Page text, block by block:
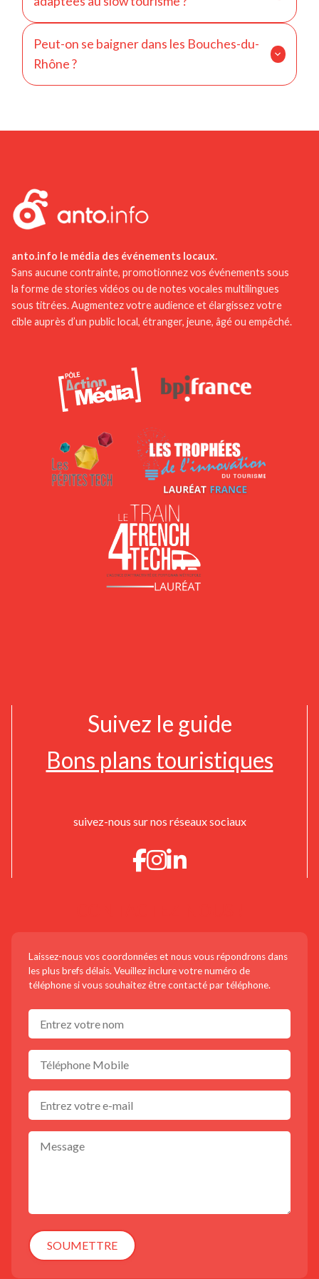
son littoral méditerranéen.
et aux espaces naturels préservés.
Peut-on se baigner dans les Bouches-du-
Rhône ?
anto.info le média des événements locaux.
Sans aucune contrainte, promotionnez vos événements sous
la forme de stories vidéos ou de notes vocales multilingues
sous titrées. Augmentez votre audience et élargissez votre
cible auprès d’un public local, étranger, jeune, âgé ou empêché.
Suivez le guide
Bons plans touristiques
suivez-nous sur nos réseaux sociaux
Laissez-nous vos coordonnées et nous vous répondrons dans
les plus brefs délais. Veuillez inclure votre numéro de
téléphone si vous souhaitez être contacté par téléphone.
SOUMETTRE